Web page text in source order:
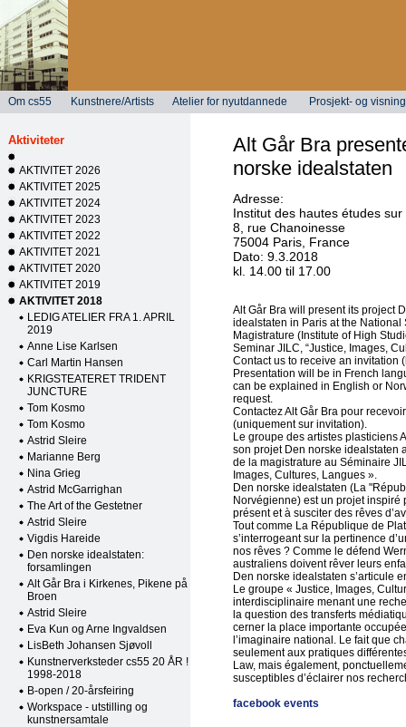
Om cs55 Kunstnere/Artists Atelier for nyutdannede Prosjekt- og
Aktiviteter
AKTIVITET 2026
AKTIVITET 2025
AKTIVITET 2024
AKTIVITET 2023
AKTIVITET 2022
AKTIVITET 2021
AKTIVITET 2020
AKTIVITET 2019
AKTIVITET 2018
LEDIG ATELIER FRA 1. APRIL
2019
Anne Lise Karlsen
Carl Martin Hansen
KRIGSTEATERET TRIDENT
JUNCTURE
Tom Kosmo
Tom Kosmo
Astrid Sleire
Marianne Berg
Nina Grieg
Astrid McGarrighan
The Art of the Gestetner
Astrid Sleire
Vigdis Hareide
Den norske idealstaten:
forsamlingen
Alt Går Bra i Kirkenes, Pikene på
Broen
Astrid Sleire
Eva Kun og Arne Ingvaldsen
LisBeth Johansen Sjøvoll
Kunstnerverksteder cs55 20 ÅR !
1998-2018
B-open / 20-årsfeiring
Workspace - utstilling og
kunstnersamtale
Alt Går Bra
norske idealstaten
Adresse:
Institut des hautes études
8, rue Chanoinesse
75004 Paris, France
Dato: 9.3.2018
kl. 14.00 til 17.00
Alt Går Bra will present its project
idealstaten in Paris at the National
Magistrature (Institute of High
Seminar JILC, “Justice, Images,
Contact us to receive an invitation
Presentation will be in French
can be explained in English or
request.
Contactez Alt Går Bra pour
(uniquement sur invitation).
Le groupe des artistes plasticiens
son projet Den norske idealstaten
de la magistrature au Séminaire
Images, Cultures, Langues ».
Den norske idealstaten (La
Norvégienne) est un projet
présent et à susciter des rêves
Tout comme La République de
s’interrogeant sur la pertinence
nos rêves ? Comme le défend
australiens doivent rêver leurs
Den norske idealstaten s’articule
Le groupe « Justice, Images,
interdisciplinaire menant une
la question des transferts
cerner la place importante
l’imaginaire national. Le fait que
seulement aux pratiques
Law, mais également,
susceptibles d’éclairer nos
facebook events